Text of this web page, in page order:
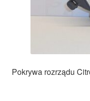
Pokrywa rozrządu